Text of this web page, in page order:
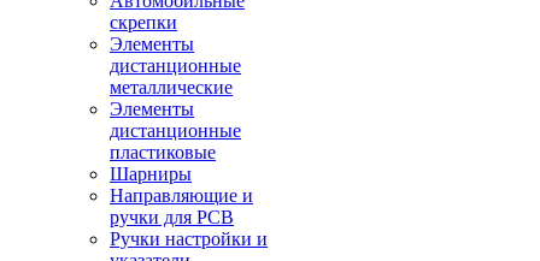
скрепки
Элементы
дистанционные
металлические
Элементы
дистанционные
пластиковые
Шарниры
Направляющие и
ручки для PCB
Ручки настройки и